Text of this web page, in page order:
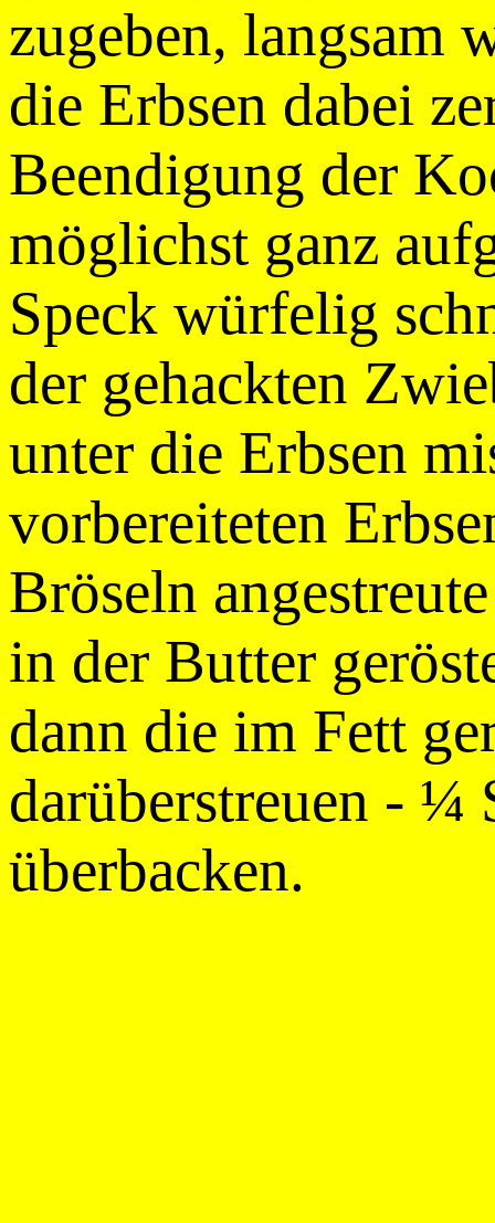
zugeben, langsam
die Erbsen dabei
Beendigung der
möglichst ganz
Speck würfelig
der gehackten
unter die Erbsen
vorbereiteten
Bröseln
in der Butter
dann die im Fett
darüberstreuen - ¼
überbacken.